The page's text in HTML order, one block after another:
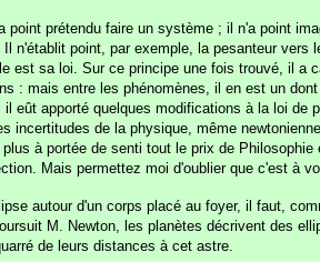
point prétendu faire un système ; il n'a point
n'établit point, par exemple, la pesanteur
est sa loi. Sur ce principe une fois trouvé, il a
: mais entre les phénomènes, il en est un
il eût apporté quelques modifications à la loi
incertitudes de la physique, même
à portée de senti tout le prix de
Mais permettez moi d'oublier que c'est à
autour d'un corps placé au foyer, il faut,
M. Newton, les planètes décrivent des
de leurs distances à cet astre.